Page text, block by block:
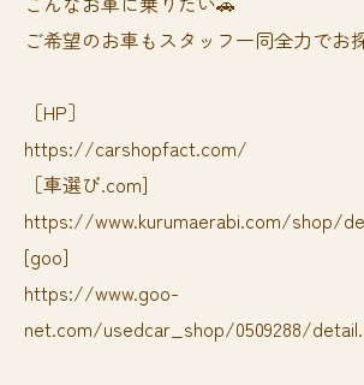
ご希望のお車もスタッフ一同全力でお
［HP］
https://carshopfact.com/
［車選び.com]
https://www.kurumaerabi.com/shop/
[goo]
https://www.goo-
net.com/usedcar_shop/0509288/